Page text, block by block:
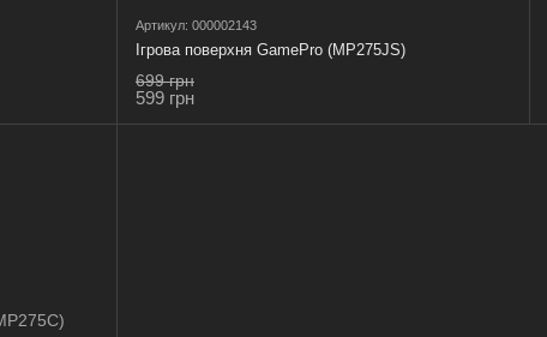
Артикул: 000002143
Ігрова поверхня GamePro (MP275JS)
699 грн
599 грн